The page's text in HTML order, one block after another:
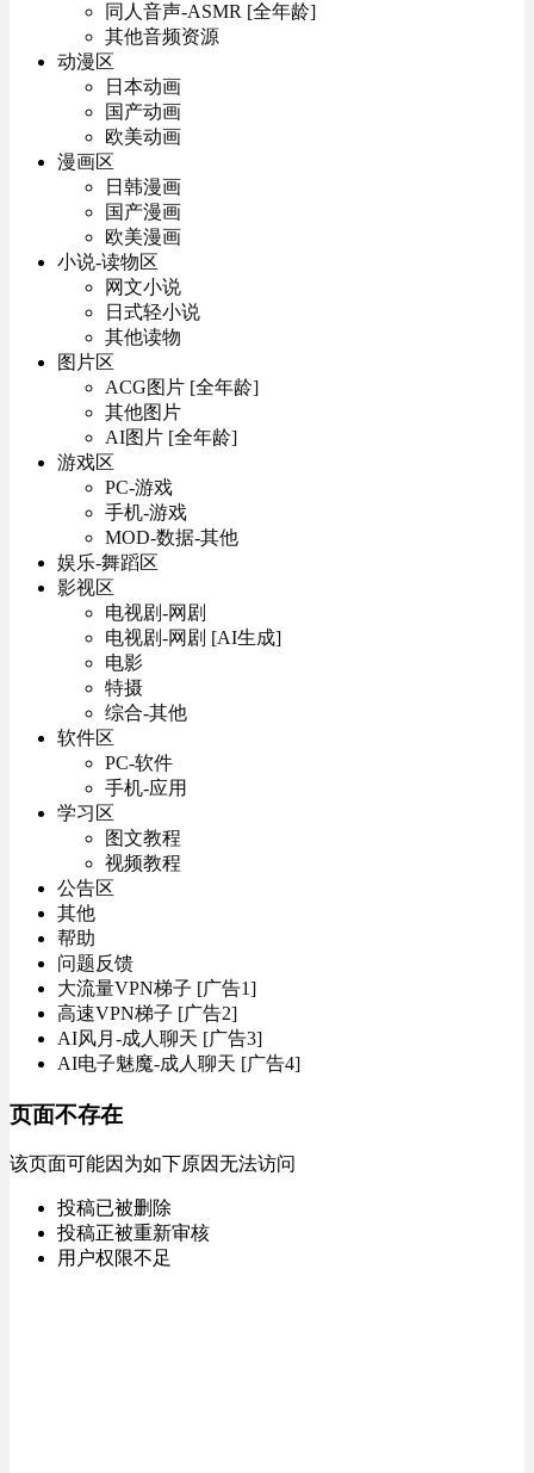
同人音声-ASMR [全年龄]
其他音频资源
动漫区
日本动画
国产动画
欧美动画
漫画区
日韩漫画
国产漫画
欧美漫画
小说-读物区
网文小说
日式轻小说
其他读物
图片区
ACG图片 [全年龄]
其他图片
AI图片 [全年龄]
游戏区
PC-游戏
手机-游戏
MOD-数据-其他
娱乐-舞蹈区
影视区
电视剧-网剧
电视剧-网剧 [AI生成]
电影
特摄
综合-其他
软件区
PC-软件
手机-应用
学习区
图文教程
视频教程
公告区
其他
帮助
问题反馈
大流量VPN梯子 [广告1]
高速VPN梯子 [广告2]
AI风月-成人聊天 [广告3]
AI电子魅魔-成人聊天 [广告4]
页面不存在
该页面可能因为如下原因无法访问
投稿已被删除
投稿正被重新审核
用户权限不足